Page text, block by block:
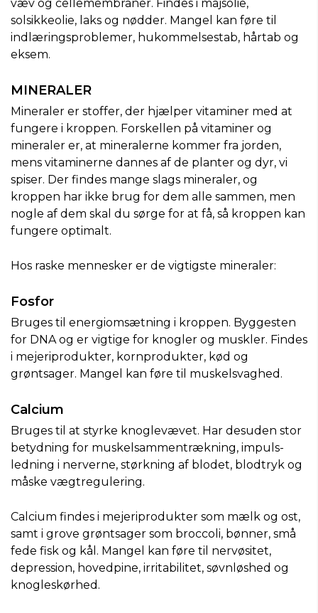
væv og cellemembraner. Findes i majsolie,
solsikkeolie, laks og nødder. Mangel kan føre til
indlæringsproblemer, hukommelsestab, hårtab og
eksem.
MINERALER
Mineraler er stoffer, der hjælper vitaminer med at
fungere i kroppen. Forskellen på vitaminer og
mineraler er, at mineralerne kommer fra jorden,
mens vitaminerne dannes af de planter og dyr, vi
spiser. Der findes mange slags mineraler, og
kroppen har ikke brug for dem alle sammen, men
nogle af dem skal du sørge for at få, så kroppen kan
fungere optimalt.
Hos raske mennesker er de vigtigste mineraler:
Fosfor
Bruges til energiomsætning i kroppen. Byggesten
for DNA og er vigtige for knogler og muskler. Findes
i mejeriprodukter, kornprodukter, kød og
grøntsager. Mangel kan føre til muskelsvaghed.
Calcium
Bruges til at styrke knoglevævet. Har desuden stor
betydning for muskelsammentrækning, impuls-
ledning i nerverne, størkning af blodet, blodtryk og
måske vægtregulering.
Calcium findes i mejeriprodukter som mælk og ost,
samt i grove grøntsager som broccoli, bønner, små
fede fisk og kål. Mangel kan føre til nervøsitet,
depression, hovedpine, irritabilitet, søvnløshed og
knogleskørhed.